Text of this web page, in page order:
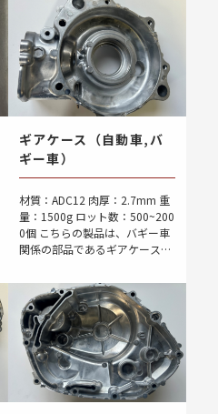
ギアケース（自動車,バ
ギー車）
材質：ADC12 肉厚：2.7mm 重
量：1500g ロット数：500~200
0個 こちらの製品は、バギー車
関係の部品であるギアケースで
で成形している点が特徴です。
このピンは後加工を省略してい
[…]